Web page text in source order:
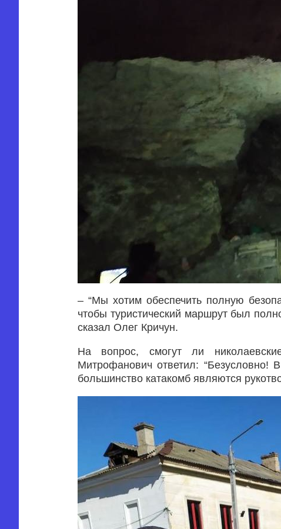
– “Мы хотим обеспечить полную
чтобы туристический маршрут был
сказал Олег Кричун.
На вопрос, смогут ли
Митрофанович ответил:
большинство катакомб являются